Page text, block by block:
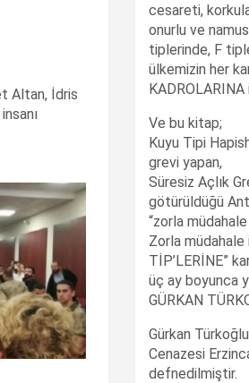
Altan, İdris
cesareti,
onurlu ve
tiplerinde, F
ülkemizin her
Ve bu kitap;
Kuyu Tipi
grevi yapan,
Süresiz Açlık
götürüldüğü
“zorla
Zorla müdahale
TİP’LERİNE”
üç ay boyunca
GÜRKAN
Gürkan
Cenazesi
defnedilmiştir.